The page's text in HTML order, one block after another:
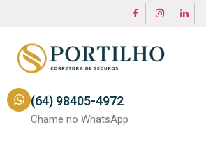
(64) 98405-4972
Chame no WhatsApp